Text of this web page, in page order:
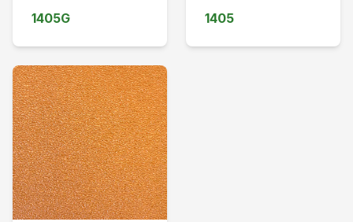
1405G 1405